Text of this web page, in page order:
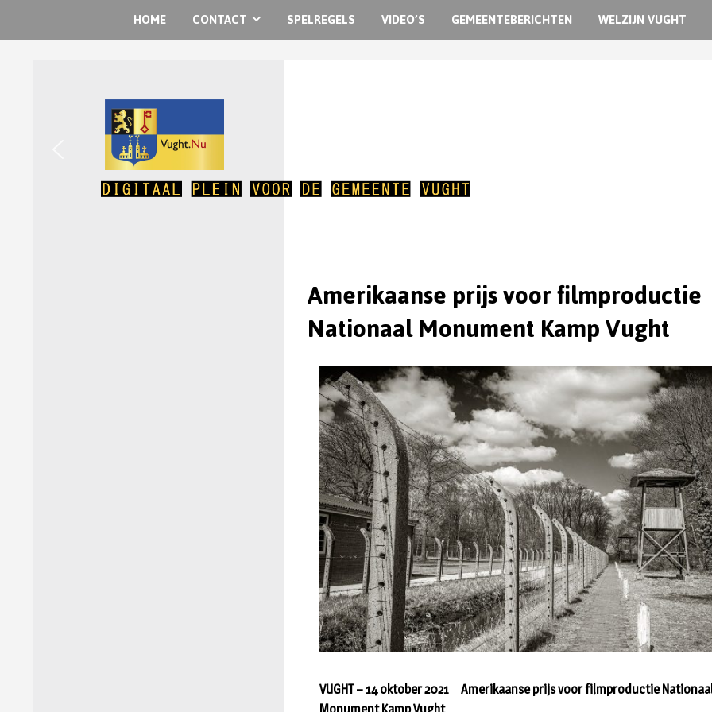
HOME CONTACT SPELREGELS VIDEO’S GEMEENTEBERICHTEN WELZIJN VUGHT
Amerikaanse prijs voor filmproductie
Nationaal Monument Kamp Vught
VUGHT – 14 oktober 2021 Amerikaanse prijs voor filmproductie